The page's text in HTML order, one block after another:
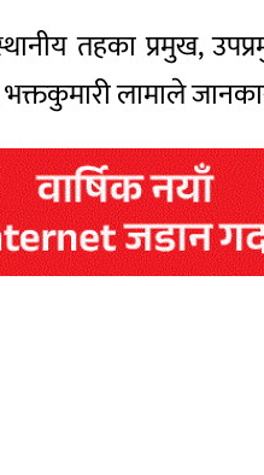
स्थानीय तहका प्रमुख,
लामाले